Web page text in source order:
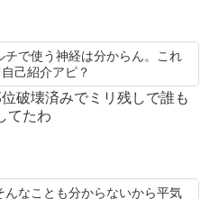
チで使う神経は分からん。これ
己紹介アピ？
破壊済みでミリ残しで誰も
てたわ
なことも分からないから平気